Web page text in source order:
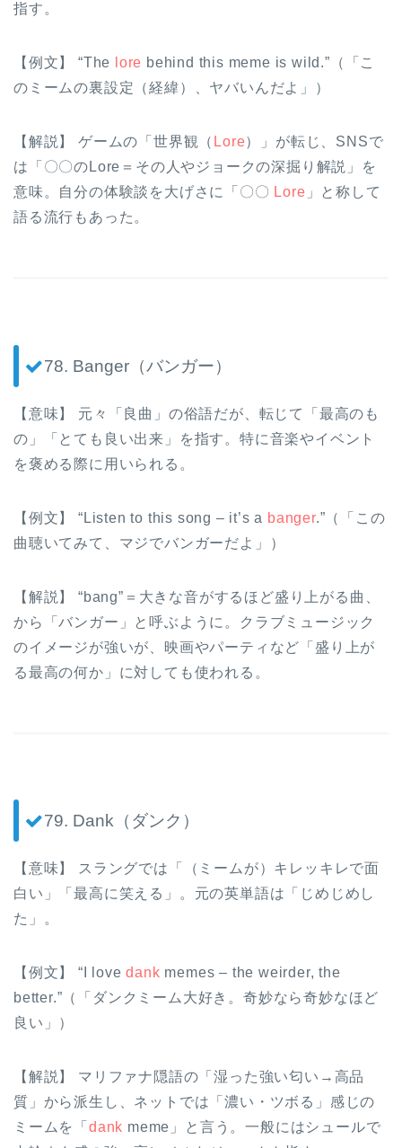
指す。
【例文】 “The lore behind this meme is wild.”（「こ
のミームの裏設定（経緯）、ヤバいんだよ」）
【解説】 ゲームの「世界観（ Lore）」が転じ、SNSで
は「〇〇のLore＝その人やジョークの深掘り解説」を
意味。自分の体験談を大げさに「〇〇 Lore 」と称して
語る流行もあった。
78. Banger（バンガー）
【意味】 元々「良曲」の俗語だが、転じて「最高のも
の」「とても良い出来」を指す。特に音楽やイベント
を褒める際に用いられる。
【例文】 “Listen to this song – it’s a banger.”（「この
曲聴いてみて、マジでバンガーだよ」）
【解説】 “bang”＝大きな音がするほど盛り上がる曲、
から「バンガー」と呼ぶように。クラブミュージック
のイメージが強いが、映画やパーティなど「盛り上が
る最高の何か」に対しても使われる。
79. Dank（ダンク）
【意味】 スラングでは「（ミームが）キレッキレで面
白い」「最高に笑える」。元の英単語は「じめじめし
た」。
【例文】 “I lovedank memes – the weirder, the
better.”（「ダンクミーム大好き。奇妙なら奇妙なほど
良い」）
【解説】 マリファナ隠語の「湿った強い匂い→高品
質」から派生し、ネットでは「濃い・ツボる」感じの
ミームを「 dank meme」と言う。一般にはシュールで